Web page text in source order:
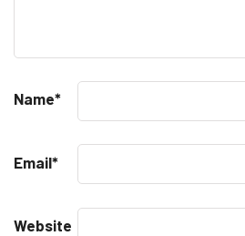
Name*
Email*
Website